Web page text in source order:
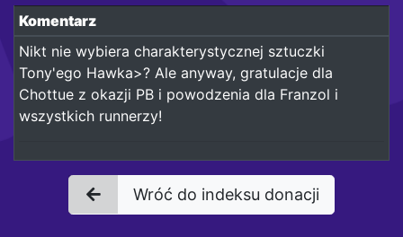
Komentarz
Nikt nie wybiera charakterystycznej sztuczki
Tony'ego Hawka>? Ale anyway, gratulacje dla
Chottue z okazji PB i powodzenia dla Franzol i
wszystkich runnerzy!
Wróć do indeksu donacji